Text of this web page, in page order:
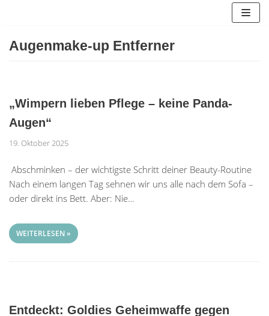
springen
Augenmake-up Entferner
„Wimpern lieben Pflege – keine Panda-
Augen“
19. Oktober 2025
Abschminken – der wichtigste Schritt deiner Beauty-Routine
Nach einem langen Tag sehnen wir uns alle nach dem Sofa –
oder direkt ins Bett. Aber: Nie…
WEITERLESEN »
Entdeckt: Goldies Geheimwaffe gegen